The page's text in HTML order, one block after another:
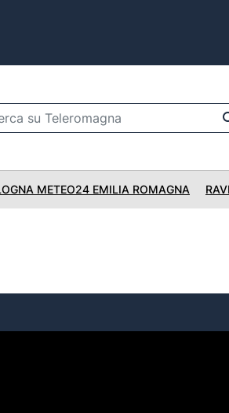
METEO24 EMILIA ROMAGNA